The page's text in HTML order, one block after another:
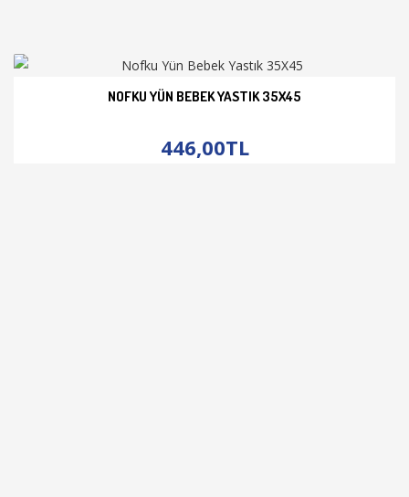
NOFKU YÜN BEBEK YASTIK 35X45
446,00TL